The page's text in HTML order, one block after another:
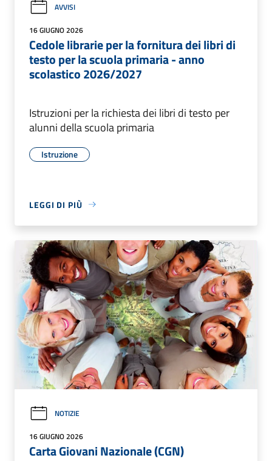
AVVISI
16 GIUGNO 2026
Cedole librarie per la fornitura dei libri di
testo per la scuola primaria - anno
scolastico 2026/2027
Istruzioni per la richiesta dei libri di testo per
alunni della scuola primaria
Istruzione
LEGGI DI PIÙ
NOTIZIE
16 GIUGNO 2026
Carta Giovani Nazionale (CGN)